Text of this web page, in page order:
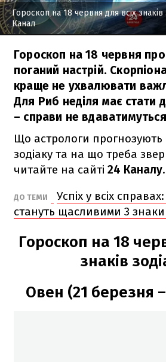
Гороскоп на 18 червня для всіх знаків
Канал
Гороскоп на 18 червня
поганий настрій.
краще не ухвалювати
Для Риб неділя має стати
– справи не
Що астрологи прогнозують
зодіаку та на що треба
читайте на сайті 24 Каналу.
ДО ТЕМИ
Успіх у всіх
стануть щасливими 3 знаки
Гороскоп на 18
знаків
Овен (21 березня